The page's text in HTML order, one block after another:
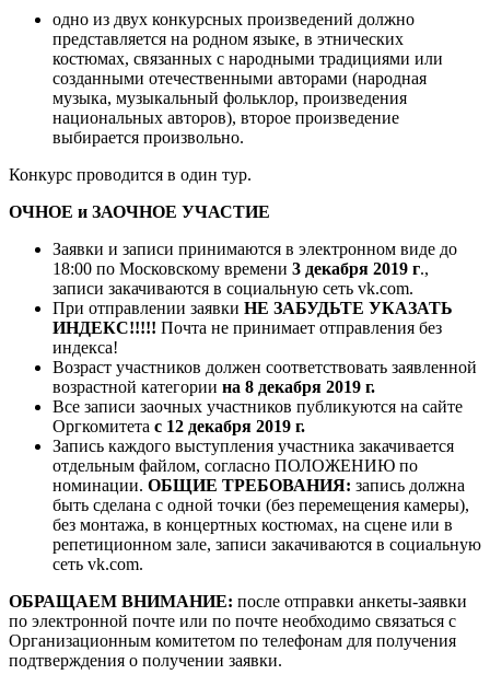
одно из двух конкурсных произведений должно
представляется на родном языке, в этнических
костюмах, связанных с народными традициями или
созданными отечественными авторами (народная
музыка, музыкальный фольклор, произведения
национальных авторов), второе произведение
выбирается произвольно.
Конкурс проводится в один тур.
ОЧНОЕ и ЗАОЧНОЕ УЧАСТИЕ
Заявки и записи принимаются в электронном виде до
18:00 по Московскому времени 3 декабря 2019 г.,
записи закачиваются в социальную сеть vk.com.
При отправлении заявки НЕ ЗАБУДЬТЕ УКАЗАТЬ
ИНДЕКС!!!!! Почта не принимает отправления без
индекса!
Возраст участников должен соответствовать заявленной
возрастной категории на 8 декабря 2019 г.
Все записи заочных участников публикуются на сайте
Оргкомитета с 12 декабря 2019 г.
Запись каждого выступления участника закачивается
отдельным файлом, согласно ПОЛОЖЕНИЮ по
номинации. ОБЩИЕ ТРЕБОВАНИЯ: запись должна
быть сделана с одной точки (без перемещения камеры),
без монтажа, в концертных костюмах, на сцене или в
репетиционном зале, записи закачиваются в социальную
сеть vk.com.
ОБРАЩАЕМ ВНИМАНИЕ: после отправки анкеты-заявки
по электронной почте или по почте необходимо связаться с
Организационным комитетом по телефонам для получения
подтверждения о получении заявки.